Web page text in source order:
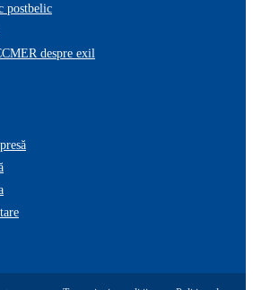
postbelic
despre exil